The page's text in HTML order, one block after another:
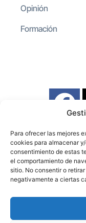
Para ofrecer las mejores
cookies para almacenar
consentimiento de estas
el comportamiento de
sitio. No consentir o
negativamente a ciertas
Opinión
Formación